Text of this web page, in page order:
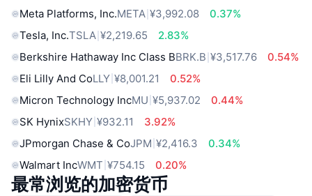
Meta Platforms, Inc.META ¥3,992.08
0.37%
Tesla, Inc.TSLA ¥2,219.65
2.83%
Berkshire Hathaway Inc Class BBRK.B ¥3,517.76
0.54%
Eli Lilly And CoLLY ¥8,001.21
0.52%
Micron Technology IncMU ¥5,937.02
0.44%
SK HynixSKHY ¥932.11
3.92%
JPmorgan Chase & CoJPM ¥2,416.3
0.34%
Walmart IncWMT ¥754.15 0.20%
最常浏览的加密货币